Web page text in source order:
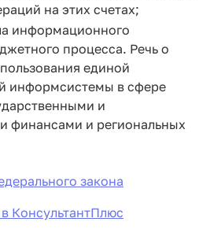
на этих счетах;
информационного
процесса. Речь о
единой
информсистемы в сфере
и
финансами и региональных
закона
КонсультантПлюс